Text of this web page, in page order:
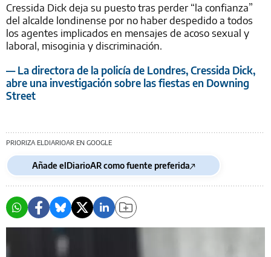
Cressida Dick deja su puesto tras perder “la confianza”
del alcalde londinense por no haber despedido a todos
los agentes implicados en mensajes de acoso sexual y
laboral, misoginia y discriminación.
— La directora de la policía de Londres, Cressida Dick,
abre una investigación sobre las fiestas en Downing
Street
PRIORIZA ELDIARIOAR EN GOOGLE
Añade elDiarioAR como fuente preferida